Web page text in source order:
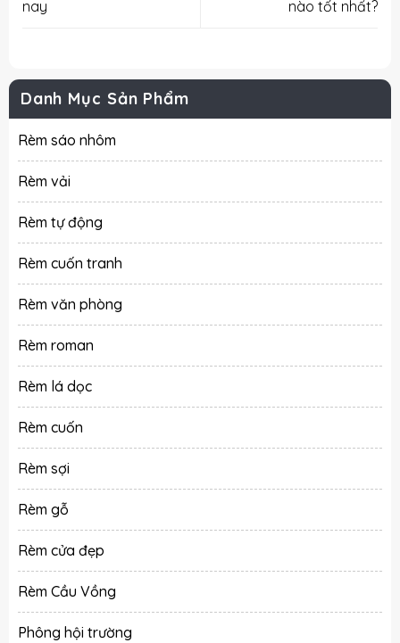
nay
nào tốt nhất?
Danh Mục Sản Phẩm
Rèm sáo nhôm
Rèm vải
Rèm tự động
Rèm cuốn tranh
Rèm văn phòng
Rèm roman
Rèm lá dọc
Rèm cuốn
Rèm sợi
Rèm gỗ
Rèm cửa đẹp
Rèm Cầu Vồng
Phông hội trường